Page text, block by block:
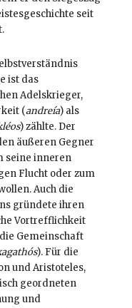
seit
ist das
Adelskrieger,
(andreía) als
) zählte. Der
äußeren Gegner
seine inneren
Flucht oder zum
Auch die
gründete ihren
Vortrefflichkeit
Gemeinschaft
). Für die
und Aristoteles,
geordneten
und